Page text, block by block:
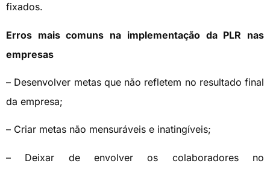
fixados.
Erros mais comuns na implementação da PLR nas
empresas
– Desenvolver metas que não refletem no resultado final
da empresa;
– Criar metas não mensuráveis e inatingíveis;
– Deixar de envolver os colaboradores no